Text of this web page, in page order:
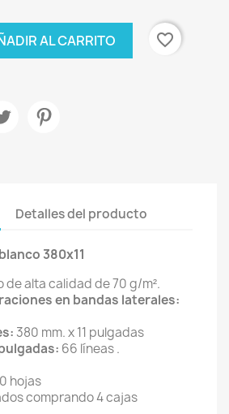
AL CARRITO favorite_border
Detalles del producto
380x11
de alta calidad de 70 g/m².
en bandas laterales:
380 mm. x 11 pulgadas
66 líneas .
hojas
comprando 4 cajas